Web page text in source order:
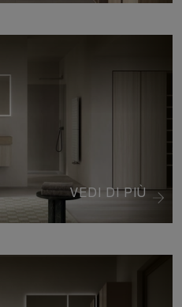
VEDI DI PIÙ